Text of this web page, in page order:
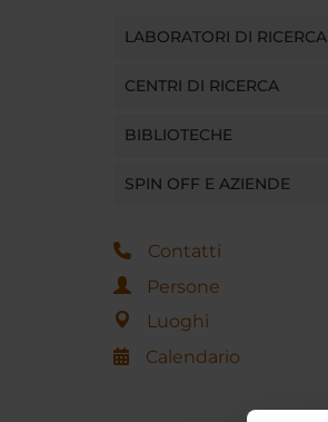
LABORATORI DI RICERCA
CENTRI DI RICERCA
BIBLIOTECHE
SPIN OFF E AZIENDE
Contatti
Persone
Luoghi
Calendario